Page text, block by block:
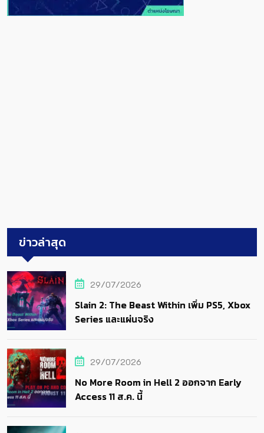
ข่าวล่าสุด
29/07/2026
Slain 2: The Beast Within เพิ่ม PS5, Xbox
Series และแผ่นจริง
29/07/2026
No More Room in Hell 2 ออกจาก Early
Access 11 ส.ค. นี้